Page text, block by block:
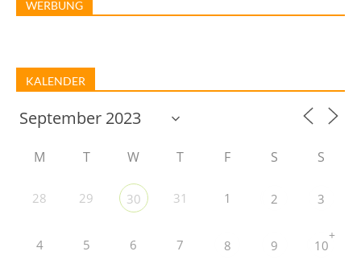
WERBUNG
KALENDER
M T W T F S S
28 29 30 31 1 2 3
4 5 6 7 8 9 10
+